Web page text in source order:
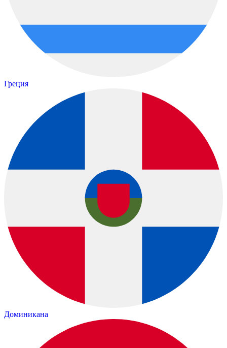
Греция
Доминикана